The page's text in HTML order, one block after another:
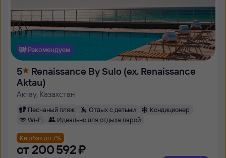
Рекомендуем
5
Renaissance By Sulo (ex. Renaissance
Aktau)
Актау, Казахстан
Песчаный пляж Отдых с детьми
Кондиционер
Wi-Fi
Идеально для отдыха парой
Кешбэк до 7%
от 200 ⁠592 ⁠₽